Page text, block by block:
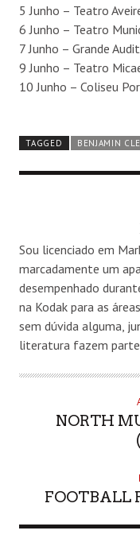
5 Junho – Teatro
6 Junho – Teatro
7 Junho – Grande
9 Junho – Teatro
10 Junho – Coliseu
TAGGED BENJAMIN
Sou licenciado em
marcadamente um
desempenhado
na Kodak para as
sem dúvida alguma,
literatura fazem parte
NORTH
FOOTBALL